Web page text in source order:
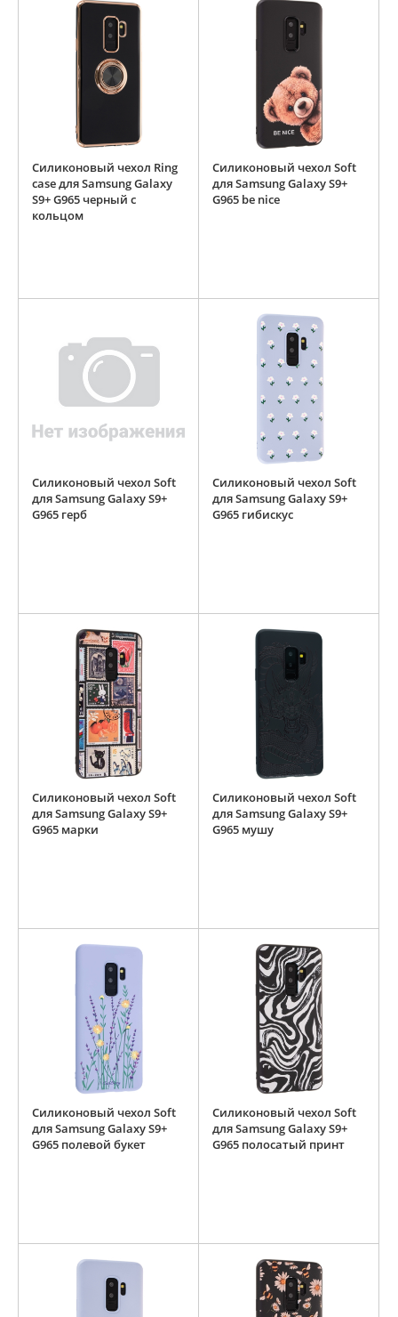
Силиконовый чехол Ring
case для Samsung Galaxy
S9+ G965 черный с
кольцом
Силиконовый чехол Soft
для Samsung Galaxy S9+
G965 be nice
Силиконовый чехол Soft
для Samsung Galaxy S9+
G965 герб
Силиконовый чехол Soft
для Samsung Galaxy S9+
G965 гибискус
Силиконовый чехол Soft
для Samsung Galaxy S9+
G965 марки
Силиконовый чехол Soft
для Samsung Galaxy S9+
G965 мушу
Силиконовый чехол Soft
для Samsung Galaxy S9+
G965 полевой букет
Силиконовый чехол Soft
для Samsung Galaxy S9+
G965 полосатый принт